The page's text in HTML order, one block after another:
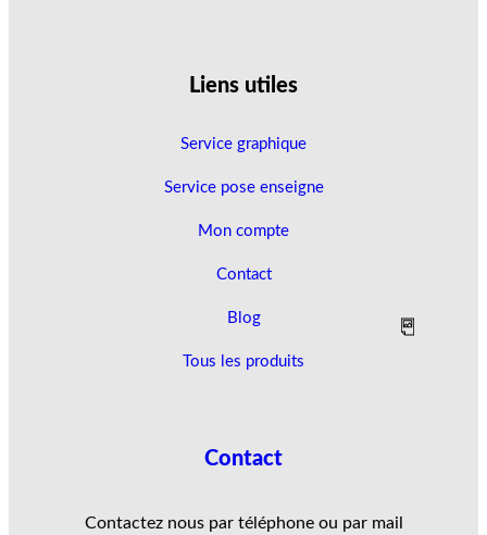
Liens utiles
Service graphique
Service pose enseigne
Mon compte
Contact
Blog
Tous les produits
Contact
Contactez nous par téléphone ou par mail